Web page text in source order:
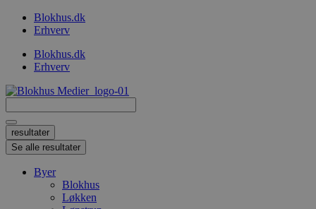
VidereBlokhus.dk
Erhverv
Blokhus.dk
Erhverv
...
resultater
Se alle resultater
Byer
Blokhus
Løkken